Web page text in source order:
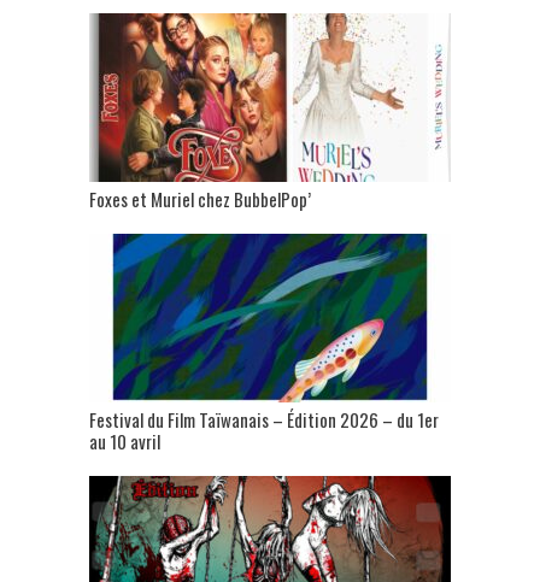
Foxes et Muriel chez BubbelPop’
Festival du Film Taïwanais – Édition 2026 – du 1er
au 10 avril